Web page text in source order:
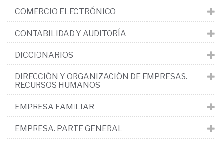
COMERCIO ELECTRÓNICO
CONTABILIDAD Y AUDITORÍA
DICCIONARIOS
DIRECCIÓN Y ORGANIZACIÓN DE EMPRESAS.
RECURSOS HUMANOS
EMPRESA FAMILIAR
EMPRESA. PARTE GENERAL